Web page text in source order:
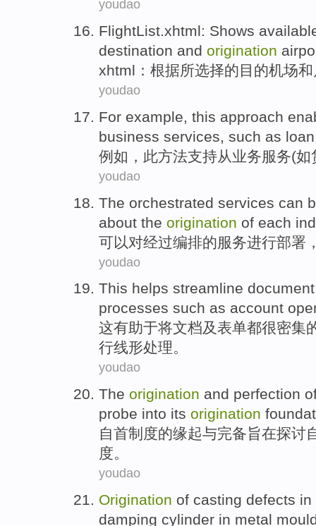
youdao
FlightList.xhtml: Shows
destination and origination
xhtml ： 根据所选择的目的机场和
youdao
For example, this approach
business services, such as loan
例如 ， 此方法支持从业务服务(如
youdao
The orchestrated services can
about the origination of each
可以对经过编排的服务进行部署
youdao
This helps streamline document
processes such as account
这有助于将文档及表单都很密集
行线形处理。
youdao
The origination and perfection
probe into its origination
自首制度的缘起与完备旨在探讨
度。
youdao
Origination of casting defects in
damping cylinder in metal